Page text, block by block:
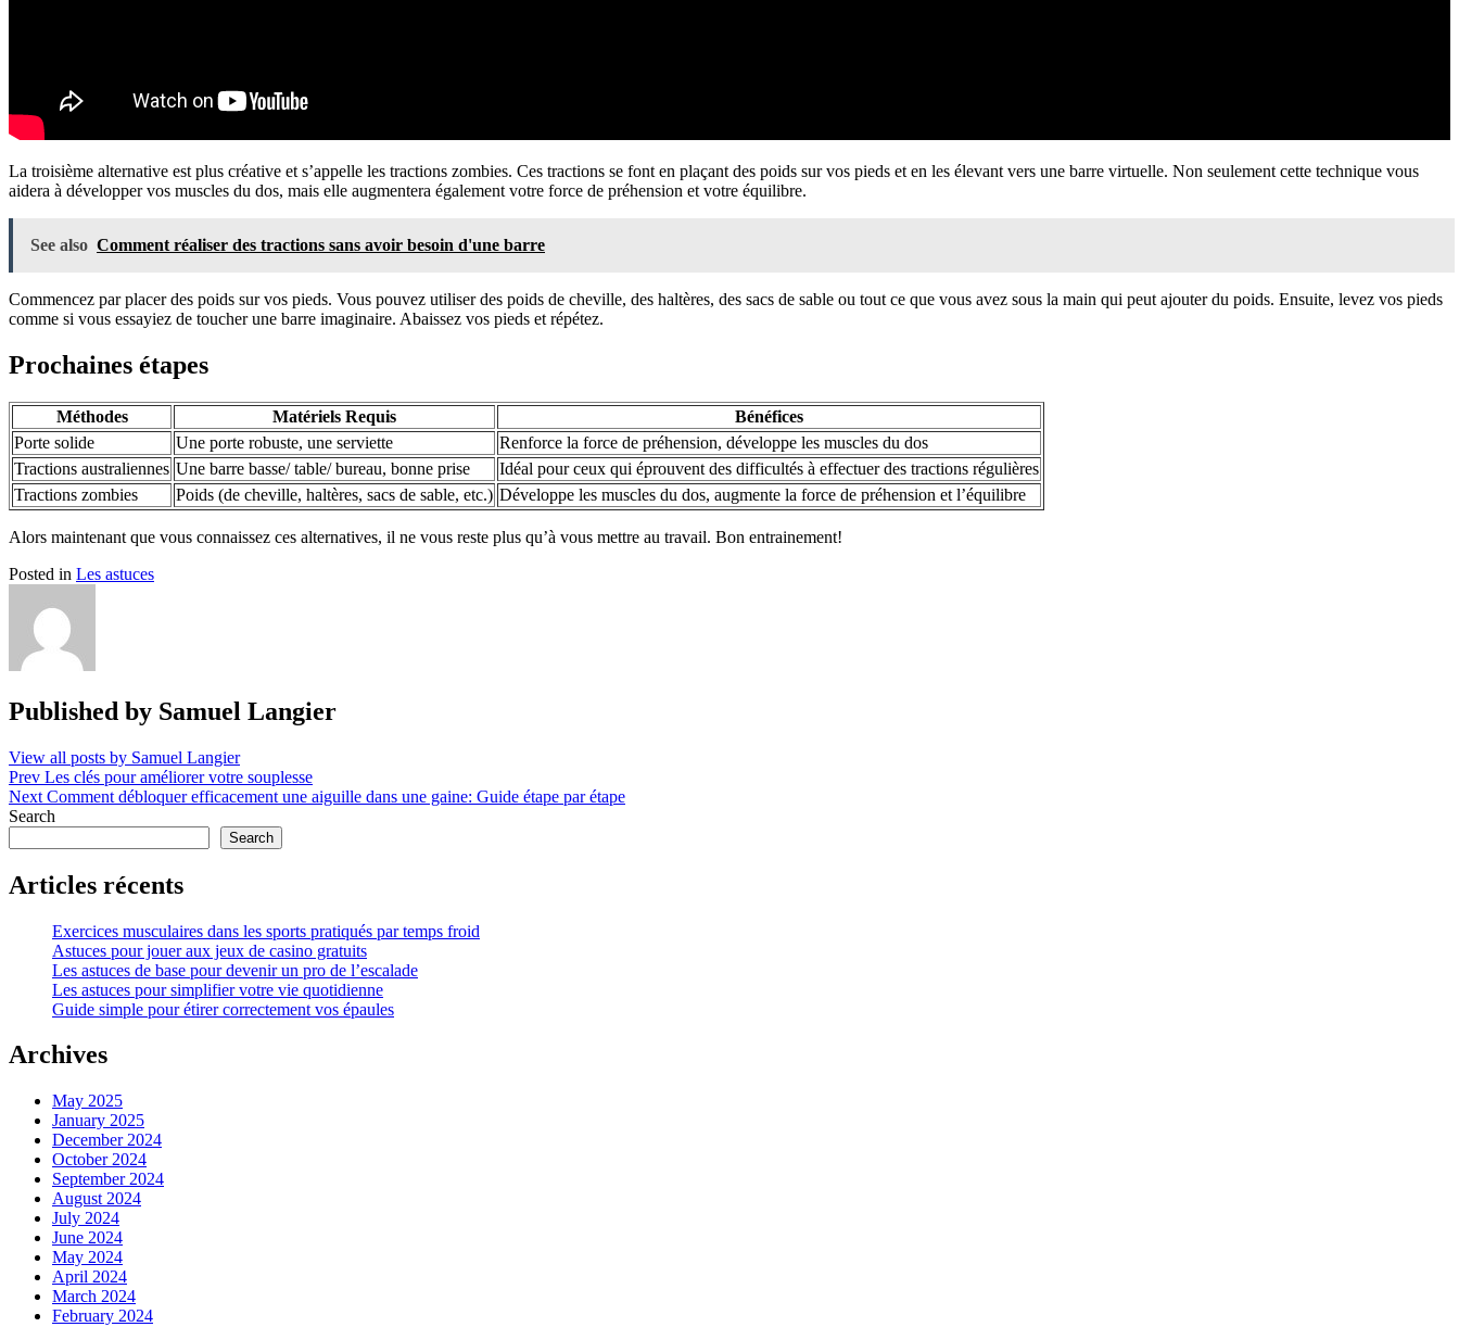
La troisième alternative est plus créative et s’appelle les tractions zombies. Ces tractions se font en plaçant des poids sur vos pieds et en les élevant vers une barre virtuelle. Non seulement cette technique vous
aidera à développer vos muscles du dos, mais elle augmentera également votre force de préhension et votre équilibre.
See also Comment réaliser des tractions sans avoir besoin d'une barre
Commencez par placer des poids sur vos pieds. Vous pouvez utiliser des poids de cheville, des haltères, des sacs de sable ou tout ce que vous avez sous la main qui peut ajouter du poids. Ensuite, levez vos pieds
comme si vous essayiez de toucher une barre imaginaire. Abaissez vos pieds et répétez.
Prochaines étapes
Méthodes Matériels Requis
Bénéfices
Porte solide
Une porte robuste, une serviette
Renforce la force de préhension, développe les muscles du dos
Tractions australiennes Une barre basse/ table/ bureau, bonne prise
Idéal pour ceux qui éprouvent des difficultés à effectuer des tractions régulières
Tractions zombies
Poids (de cheville, haltères, sacs de sable, etc.) Développe les muscles du dos, augmente la force de préhension et l’équilibre
Alors maintenant que vous connaissez ces alternatives, il ne vous reste plus qu’à vous mettre au travail. Bon entrainement!
Posted in Les astuces
Published by Samuel Langier
View all posts by Samuel Langier
Post
navigation
Prev Les clés pour améliorer votre souplesse
Next Comment débloquer efficacement une aiguille dans une gaine: Guide étape par étape
Search
Search
Articles récents
Exercices musculaires dans les sports pratiqués par temps froid
Astuces pour jouer aux jeux de casino gratuits
Les astuces de base pour devenir un pro de l’escalade
Les astuces pour simplifier votre vie quotidienne
Guide simple pour étirer correctement vos épaules
Archives
May 2025
January 2025
December 2024
October 2024
September 2024
August 2024
July 2024
June 2024
May 2024
April 2024
March 2024
February 2024